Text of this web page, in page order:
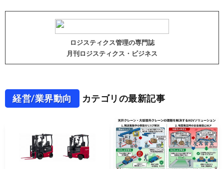
ロジスティクス管理の専門誌
月刊ロジスティクス・ビジネス
経営/業界動向 カテゴリの最新記事